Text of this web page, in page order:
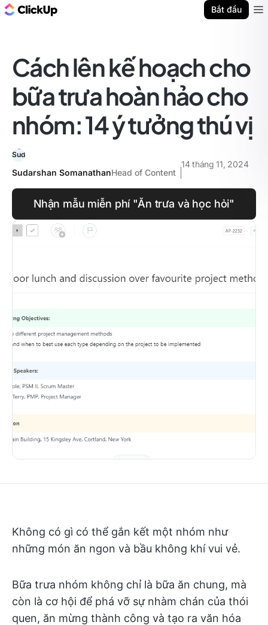
Bắt đầu
Cách lên kế hoạch cho
bữa trưa hoàn hảo cho
nhóm: 14 ý tưởng thú vị
Sudarshan SomanathanHead of Content
14 tháng 11, 2024
Nhận mẫu miễn phí "Ăn trưa và học hỏi"
Không có gì có thể gắn kết một nhóm như
những món ăn ngon và bầu không khí vui vẻ.
Bữa trưa nhóm không chỉ là bữa ăn chung, mà
còn là cơ hội để phá vỡ sự nhàm chán của thói
quen, ăn mừng thành công và tạo ra văn hóa